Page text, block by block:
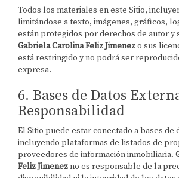
Todos los materiales en este Sitio,
limitándose a texto, imágenes, gráficos,
están protegidos por derechos de autor y
Gabriela Carolina Feliz Jimenezo sus
está restringido y no podrá ser
expresa.
6. Bases de Datos
Responsabilidad
El Sitio puede estar conectado a bases de
incluyendo plataformas de listados de
proveedores de información inmobiliaria.
Feliz Jimenezno es responsable de la